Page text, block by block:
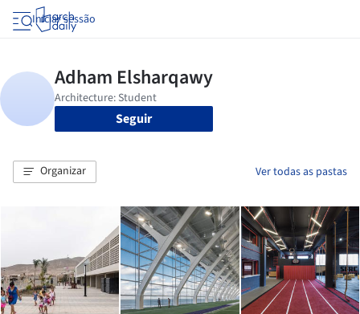
Iniciar sessão
Seguir
Organizar Ver todas as pastas